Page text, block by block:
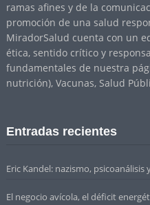
ramas afines y de la
promoción de una salud
MiradorSalud cuenta con un
ética, sentido crítico y
fundamentales de nuestra
nutrición), Vacunas, Salud
Entradas recientes
Eric Kandel: nazismo, psicoanálisis
El negocio avícola, el déficit